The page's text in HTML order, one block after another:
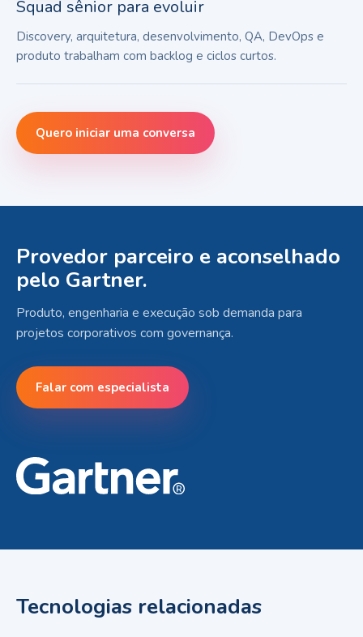
Squad sênior para evoluir
Discovery, arquitetura, desenvolvimento, QA, DevOps e
produto trabalham com backlog e ciclos curtos.
Quero iniciar uma conversa
Provedor parceiro e aconselhado
pelo Gartner.
Produto, engenharia e execução sob demanda para
projetos corporativos com governança.
Falar com especialista
Tecnologias relacionadas